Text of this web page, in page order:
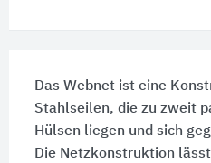
Das Webnet ist eine
Stahlseilen, die zu zweit
Hülsen liegen und sich
Die Netzkonstruktion